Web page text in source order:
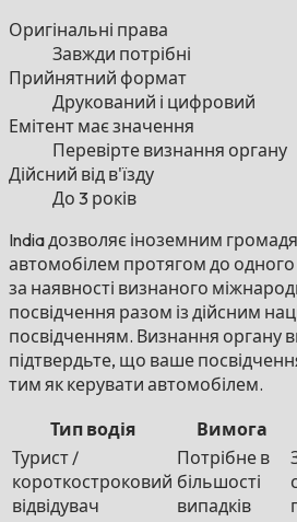
Оригінальні права
Завжди потрібні
Прийнятний формат
Друкований і цифровий
Емітент має значення
Перевірте визнання органу
Дійсний від в'їзду
До 3 років
India дозволяє іноземним
автомобілем протягом до одного
за наявності визнаного
посвідчення разом із дійсним
посвідченням. Визнання органу
підтвердьте, що ваше
тим як керувати автомобілем.
Тип водія Вимога
Турист /
короткостроковий
відвідувач
Потрібне в
більшості
випадків